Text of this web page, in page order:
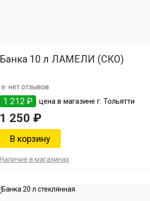
Банка 10 л ЛАМЕЛИ (СКО)
нет отзывов
1 212 ₽ цена в магазине г. Тольятти
1 250 ₽
Наличие в магазинах